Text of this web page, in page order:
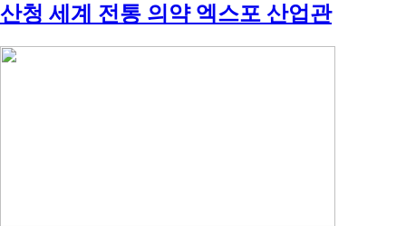
산청 세계 전통 의약 엑스포 산업관